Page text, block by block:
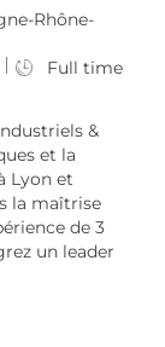
Rhône-
Full time
&
et la
Lyon et
la maîtrise
de 3
un leader
Risques